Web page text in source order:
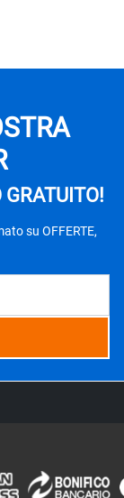
GRATUITO!
su OFFERTE,